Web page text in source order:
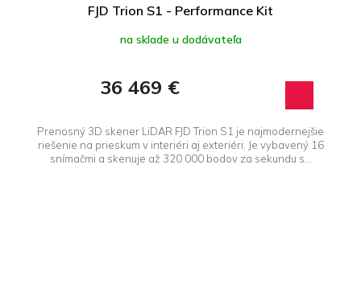
FJD Trion S1 - Performance Kit
na sklade u dodávateľa
36 469 €
Prenosný 3D skener LiDAR FJD Trion S1 je najmodernejšie
riešenie na prieskum v interiéri aj exteriéri. Je vybavený 16
snímačmi a skenuje až 320 000 bodov za sekundu s...